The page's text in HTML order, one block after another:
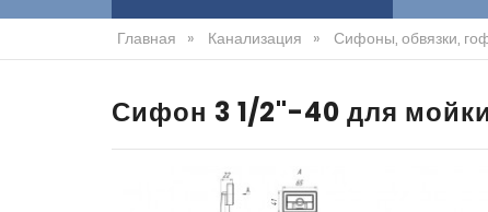
Главная » Канализация » Сифоны, обвязки,
Сифон 3 1/2"-40 для